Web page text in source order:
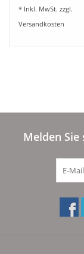
* Inkl. MwSt. zzgl.
Versandkosten
Melden